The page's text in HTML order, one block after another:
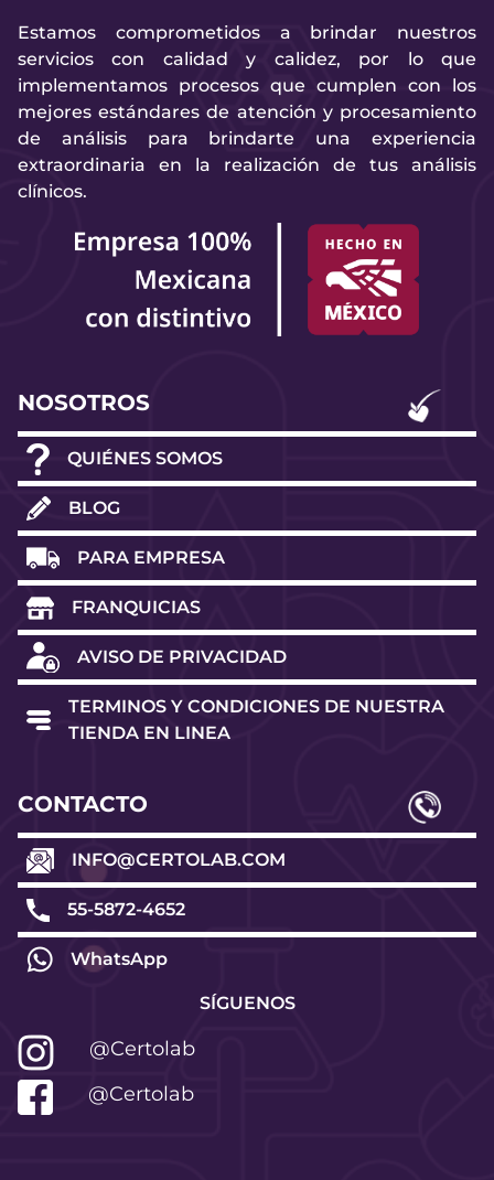
Estamos comprometidos a brindar nuestros
servicios con calidad y calidez, por lo que
implementamos procesos que cumplen con los
mejores estándares de atención y procesamiento
de análisis para brindarte una experiencia
extraordinaria en la realización de tus análisis
clínicos.
NOSOTROS
QUIÉNES SOMOS
BLOG
PARA EMPRESA
FRANQUICIAS
AVISO DE PRIVACIDAD
TERMINOS Y CONDICIONES DE NUESTRA
TIENDA EN LINEA
CONTACTO
INFO@CERTOLAB.COM
55-5872-4652
WhatsApp
SÍGUENOS
@Certolab
@Certolab